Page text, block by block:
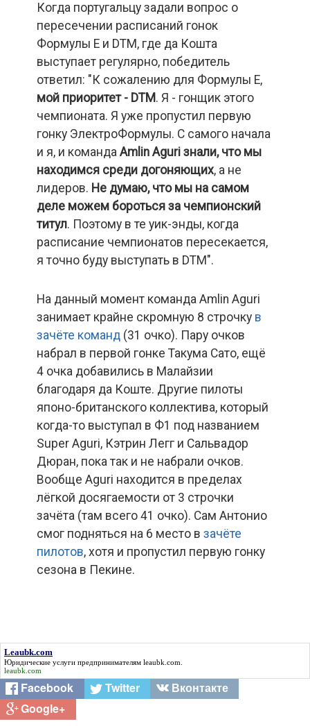
Когда португальцу задали вопрос о
пересечении расписаний гонок
Формулы Е и DTM, где да Кошта
выступает регулярно, победитель
ответил: "К сожалению для Формулы Е,
мой приоритет - DTM . Я - гонщик этого
чемпионата. Я уже пропустил первую
гонку ЭлектроФормулы. С самого начала
и я, и команда AmlinAguriзнали, что мы
находимся среди догоняющих, а не
лидеров. Не думаю, что мы на самом
деле можем бороться за чемпионский
титул. Поэтому в те уик-энды, когда
расписание чемпионатов пересекается,
я точно буду выступать в DTM".
На данный момент команда Amlin Aguri
занимает крайне скромную 8 строчку в
зачёте команд(31 очко). Пару очков
набрал в первой гонке Такума Сато, ещё
4 очка добавились в Малайзии
благодаря да Коште. Другие пилоты
японо-британского коллектива, который
когда-то выступал в Ф1 под названием
Super Aguri, Кэтрин Легг и Сальвадор
Дюран, пока так и не набрали очков.
Вообще Aguri находится в пределах
лёгкой досягаемости от 3 строчки
зачёта (там всего 41 очко). Сам Антонио
смог подняться на 6 место в зачёте
пилотов, хотя и пропустил первую гонку
сезона в Пекине.
Leaubk.com
Юридические услуги предпринимателям leaubk.com
leaubk.com
Facebook Twitter
Вконтакте
Google+